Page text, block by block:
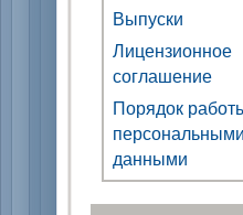
Выпуски
Лицензионное
соглашение
Порядок
персональными
данными